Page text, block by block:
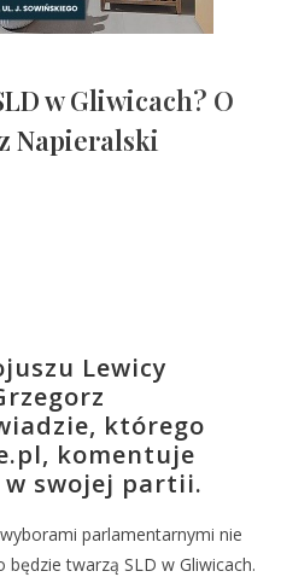
w Gliwicach? O
Napieralski
Lewicy
którego
komentuje
swojej partii.
parlamentarnymi nie
twarzą SLD w Gliwicach.